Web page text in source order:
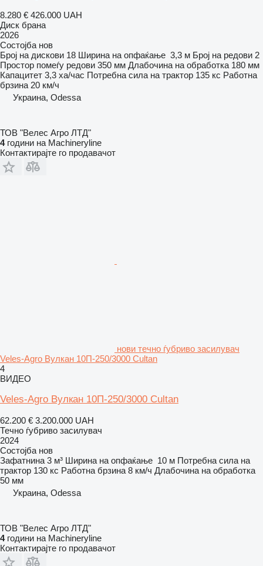
8.280 € 426.000 UAH
Диск брана
2026
Состојба нов
Број на дискови 18 Ширина на опфаќање 3,3 м Број на редови 2
Простор помеѓу редови 350 мм Длабочина на обработка 180 мм
Капацитет 3,3 ха/час Потребна сила на трактор 135 кс Работна
брзина 20 км/ч
Украина, Odessa
ТОВ "Велес Агро ЛТД"
4години на Machineryline
Контактирајте го продавачот
нови течно ѓубриво засилувач
Veles-Agro Вулкан 10П-250/3000 Cultan
4
ВИДЕО
Veles-Agro Вулкан 10П-250/3000 Cultan
62.200 € 3.200.000 UAH
Течно ѓубриво засилувач
2024
Состојба нов
Зафатнина 3 м³ Ширина на опфаќање 10 м Потребна сила на
трактор 130 кс Работна брзина 8 км/ч Длабочина на обработка
50 мм
Украина, Odessa
ТОВ "Велес Агро ЛТД"
4години на Machineryline
Контактирајте го продавачот